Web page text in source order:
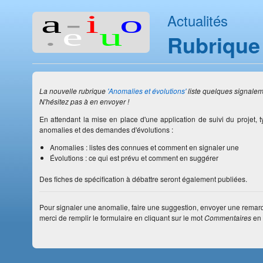
Actualités
La nouvelle rubrique 'Anomalies et évolutions'liste quelques
N'hésitez pas à en envoyer !
En attendant la mise en place d'une application de suivi du projet,
anomalies et des demandes d'évolutions :
Anomalies : listes des connues et comment en signaler une
Évolutions : ce qui est prévu et comment en suggérer
Des fiches de spécification à débattre seront également publiées.
Pour signaler une anomalie, faire une suggestion, envoyer une
merci de remplir le formulaire en cliquant sur le motCommentairesen